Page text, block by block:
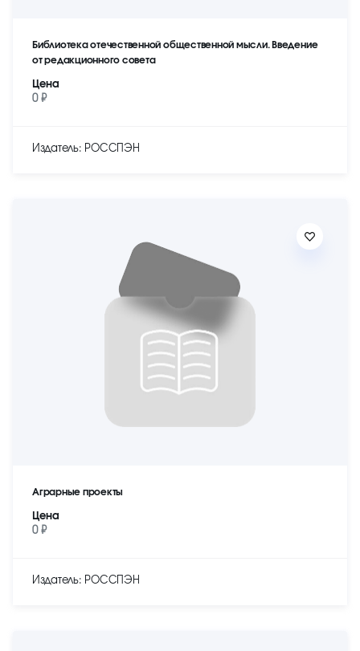
Библиотека отечественной общественной мысли. Введение
от редакционного совета
Цена
0 ₽
Издатель: РОССПЭН
Аграрные проекты
Цена
0 ₽
Издатель: РОССПЭН